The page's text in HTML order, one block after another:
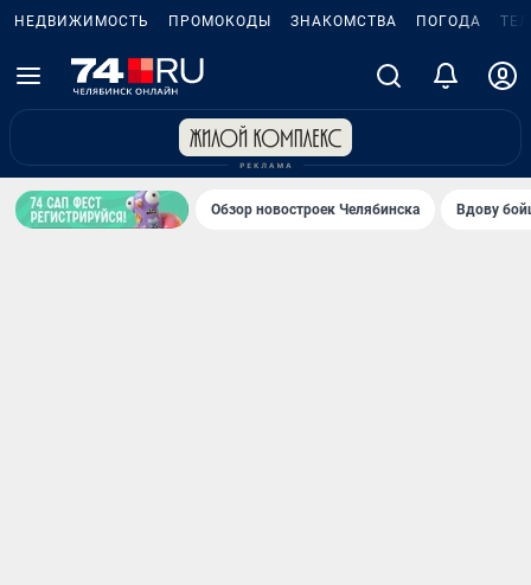
НЕДВИЖИМОСТЬ ПРОМОКОДЫ ЗНАКОМСТВА ПОГОДА
Обзор новостроек Челябинска Вдову